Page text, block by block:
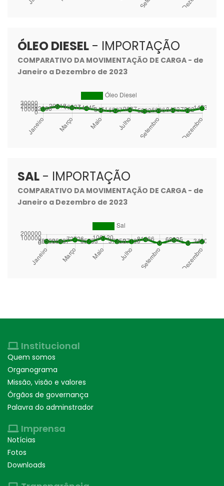
ÓLEO DIESEL - IMPORTAÇÃO
COMPARATIVO DA MOVIMENTAÇÃO DE CARGA - de
Janeiro a Dezembro de 2023
SAL - IMPORTAÇÃO
COMPARATIVO DA MOVIMENTAÇÃO DE CARGA - de
Janeiro a Dezembro de 2023
Institucional
Quem somos
Organograma
Missão, visão e valores
Órgãos de governança
Palavra do adminstrador
Imprensa
Notícias
Fotos
Downloads